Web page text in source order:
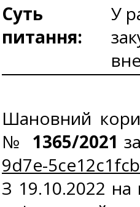
Суть
питання:
У
Шановний
№
1365/2021
9d7e-
З 19.10.2022 на